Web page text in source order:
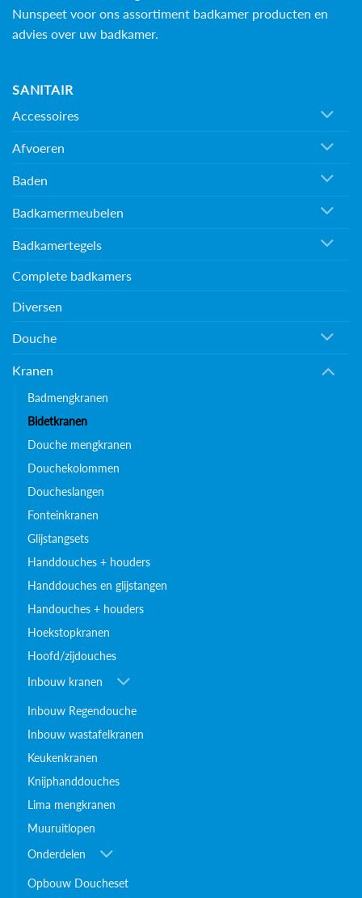
Nunspeet voor ons assortiment badkamer producten en
advies over uw badkamer.
SANITAIR
Accessoires
Afvoeren
Baden
Badkamermeubelen
Badkamertegels
Complete badkamers
Diversen
Douche
Kranen
Badmengkranen
Bidetkranen
Douche mengkranen
Douchekolommen
Doucheslangen
Fonteinkranen
Glijstangsets
Handdouches + houders
Handdouches en glijstangen
Handouches + houders
Hoekstopkranen
Hoofd/zijdouches
Inbouw kranen
Inbouw Regendouche
Inbouw wastafelkranen
Keukenkranen
Knijphanddouches
Lima mengkranen
Muuruitlopen
Onderdelen
Opbouw Doucheset